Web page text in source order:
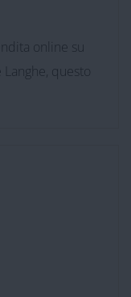
online su
questo